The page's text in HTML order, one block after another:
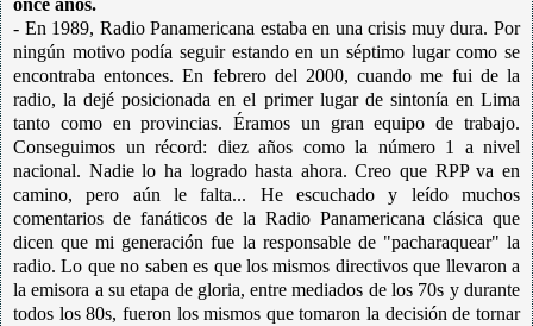
once años.
- En 1989, Radio Panamericana estaba en una crisis muy dura. Por
ningún motivo podía seguir estando en un séptimo lugar como se
encontraba entonces. En febrero del 2000, cuando me fui de la
radio, la dejé posicionada en el primer lugar de sintonía en Lima
tanto como en provincias. Éramos un gran equipo de trabajo.
Conseguimos un récord: diez años como la número 1 a nivel
nacional. Nadie lo ha logrado hasta ahora. Creo que RPP va en
camino, pero aún le falta... He escuchado y leído muchos
comentarios de fanáticos de la Radio Panamericana clásica que
dicen que mi generación fue la responsable de "pacharaquear" la
radio. Lo que no saben es que los mismos directivos que llevaron a
la emisora a su etapa de gloria, entre mediados de los 70s y durante
todos los 80s, fueron los mismos que tomaron la decisión de tornar